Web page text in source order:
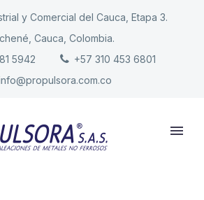
y Comercial del Cauca, Etapa 3.
Cauca, Colombia.
5942
+57 310 453 6801
PRODUCTOS